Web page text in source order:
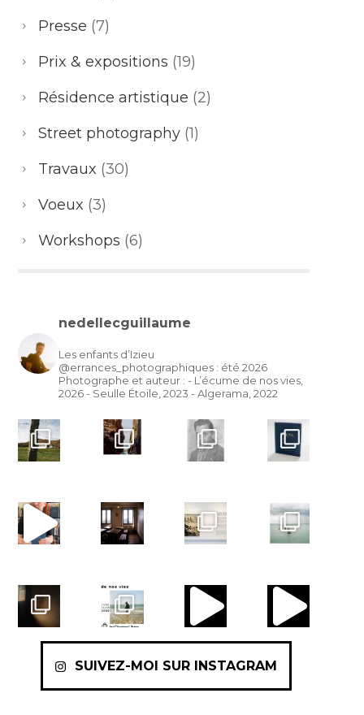
Presse (7)
Prix & expositions (19)
Résidence artistique (2)
Street photography (1)
Travaux (30)
Voeux (3)
Workshops (6)
nedellecguillaume
Les enfants d’Izieu
@errances_photographiques : été 2026
Photographe et auteur : - L’écume de nos vies,
2026- Seulle Étoile, 2023 - Algerama, 2022
SUIVEZ-MOI SUR INSTAGRAM